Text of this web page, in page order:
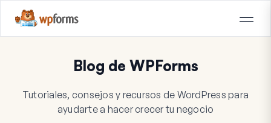
Blog de WPForms
Tutoriales, consejos y recursos de WordPress para
ayudarte a hacer crecer tu negocio